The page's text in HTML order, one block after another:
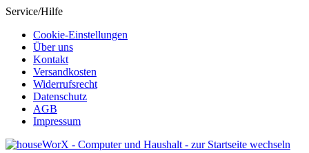
Service/Hilfe
Cookie-Einstellungen
Über uns
Kontakt
Versandkosten
Widerrufsrecht
Datenschutz
AGB
Impressum